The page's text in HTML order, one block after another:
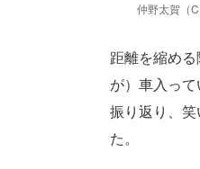
仲野太賀（
距離を縮め
が）車入っ
振り返り、
た。